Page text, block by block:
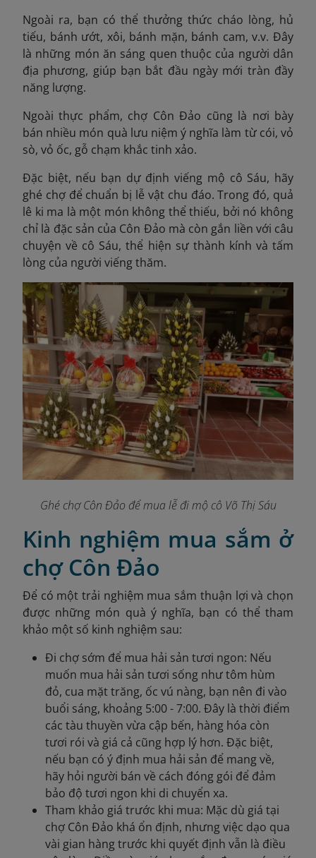
Ngoài ra, bạn có thể thưởng thức cháo lòng, hủ
tiếu, bánh ướt, xôi, bánh mặn, bánh cam, v.v. Đây
là những món ăn sáng quen thuộc của người dân
địa phương, giúp bạn bắt đầu ngày mới tràn đầy
năng lượng.
Ngoài thực phẩm, chợ Côn Đảo cũng là nơi bày
bán nhiều món quà lưu niệm ý nghĩa làm từ cói, vỏ
sò, vỏ ốc, gỗ chạm khắc tinh xảo.
Đặc biệt, nếu bạn dự định viếng mộ cô Sáu, hãy
ghé chợ để chuẩn bị lễ vật chu đáo. Trong đó, quả
lê ki ma là một món không thể thiếu, bởi nó không
chỉ là đặc sản của Côn Đảo mà còn gắn liền với câu
chuyện về cô Sáu, thể hiện sự thành kính và tấm
lòng của người viếng thăm.
Ghé chợ Côn Đảo để mua lễ đi mộ cô Võ Thị Sáu
Kinh nghiệm mua sắm ở
chợ Côn Đảo
Để có một trải nghiệm mua sắm thuận lợi và chọn
được những món quà ý nghĩa, bạn có thể tham
khảo một số kinh nghiệm sau:
Đi chợ sớm để mua hải sản tươi ngon: Nếu
muốn mua hải sản tươi sống như tôm hùm
đỏ, cua mặt trăng, ốc vú nàng, bạn nên đi vào
buổi sáng, khoảng 5:00 - 7:00. Đây là thời điểm
các tàu thuyền vừa cập bến, hàng hóa còn
tươi rói và giá cả cũng hợp lý hơn. Đặc biệt,
nếu bạn có ý định mua hải sản để mang về,
hãy hỏi người bán về cách đóng gói để đảm
bảo độ tươi ngon khi di chuyển xa.
Tham khảo giá trước khi mua: Mặc dù giá tại
chợ Côn Đảo khá ổn định, nhưng việc dạo qua
vài gian hàng trước khi quyết định vẫn là điều